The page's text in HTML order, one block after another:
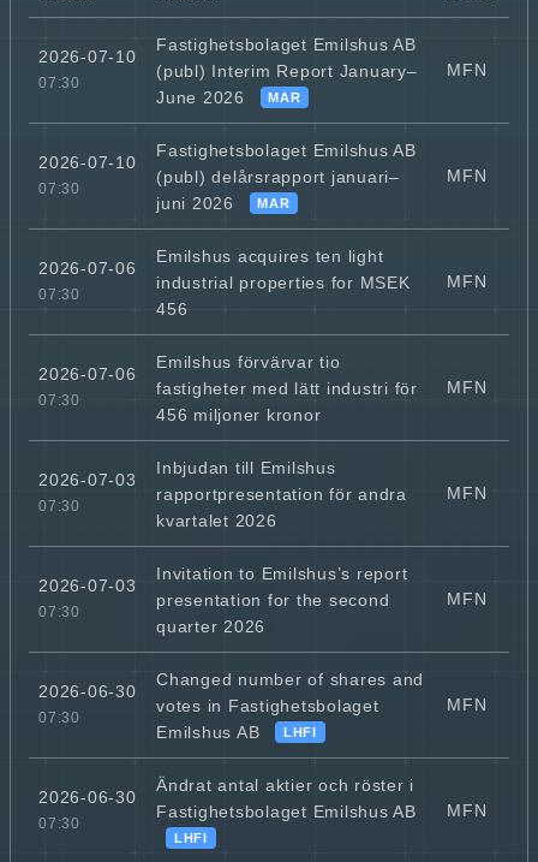
2026-07-10
07:30
Fastighetsbolaget Emilshus AB
(publ) Interim Report January–
June 2026
MAR
MFN
2026-07-10
07:30
Fastighetsbolaget Emilshus AB
(publ) delårsrapport januari–
juni 2026
MAR
MFN
2026-07-06
07:30
Emilshus acquires ten light
industrial properties for MSEK
456
MFN
2026-07-06
07:30
Emilshus förvärvar tio
fastigheter med lätt industri för
456 miljoner kronor
MFN
2026-07-03
07:30
Inbjudan till Emilshus
rapportpresentation för andra
kvartalet 2026
MFN
2026-07-03
07:30
Invitation to Emilshus’s report
presentation for the second
quarter 2026
MFN
2026-06-30
07:30
Changed number of shares and
votes in Fastighetsbolaget
Emilshus AB
LHFI
MFN
2026-06-30
07:30
Ändrat antal aktier och röster i
Fastighetsbolaget Emilshus AB
LHFI
MFN